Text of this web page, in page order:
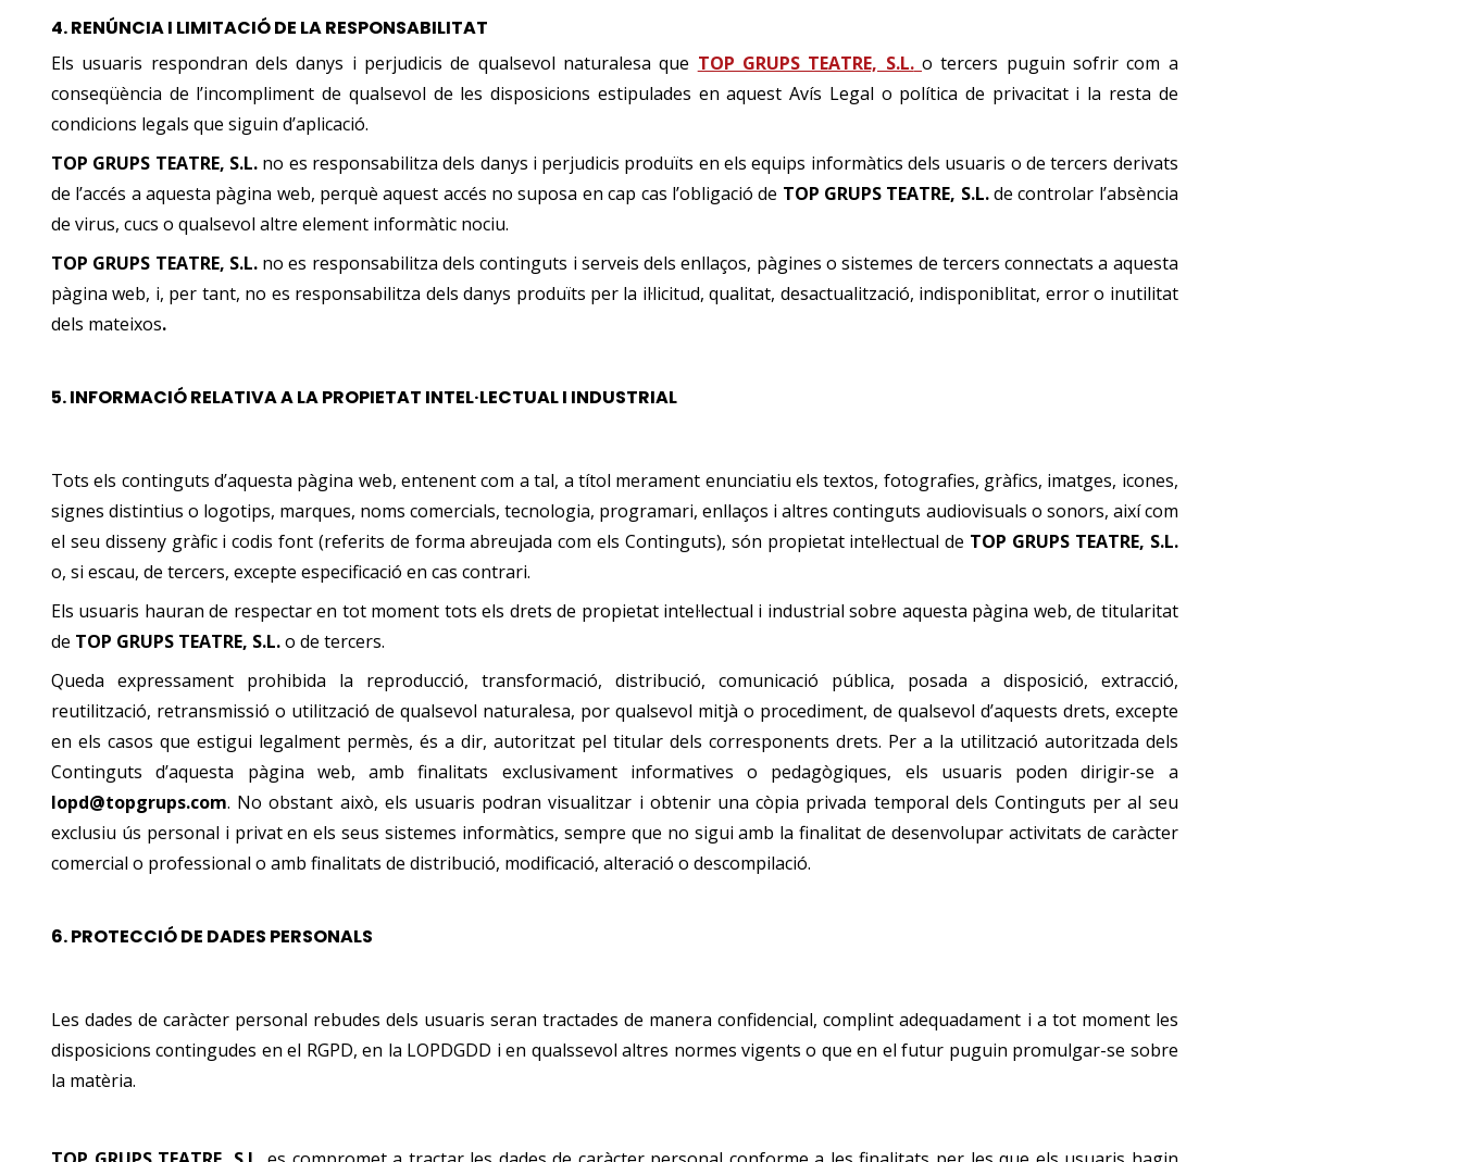
4.RENÚNCIA I LIMITACIÓ DE LA RESPONSABILITAT
Els usuaris respondran dels danys i perjudicis de qualsevol naturalesa que TOP GRUPS TEATRE, S.L. o tercers puguin sofrir com a
conseqüència de l’incompliment de qualsevol de les disposicions estipulades en aquest Avís Legal o política de privacitat i la resta de
condicions legals que siguin d’aplicació.
TOP GRUPS TEATRE, S.L.no es responsabilitza dels danys i perjudicis produïts en els equips informàtics dels usuaris o de tercers derivats
de l’accés a aquesta pàgina web, perquè aquest accés no suposa en cap cas l’obligació de TOP GRUPS TEATRE, S.L.de controlar l’absència
de virus, cucs o qualsevol altre element informàtic nociu.
TOP GRUPS TEATRE, S.L. no es responsabilitza dels continguts i serveis dels enllaços, pàgines o sistemes de tercers connectats a aquesta
pàgina web, i, per tant, no es responsabilitza dels danys produïts per la il·licitud, qualitat, desactualització, indisponiblitat, error o inutilitat
dels mateixos.
5.INFORMACIÓ RELATIVA A LA PROPIETAT INTEL·LECTUAL I INDUSTRIAL
Tots els continguts d’aquesta pàgina web, entenent com a tal, a títol merament enunciatiu els textos, fotografies, gràfics, imatges, icones,
signes distintius o logotips, marques, noms comercials, tecnologia, programari, enllaços i altres continguts audiovisuals o sonors, així com
el seu disseny gràfic i codis font (referits de forma abreujada com els Continguts), són propietat intel·lectual de TOP GRUPS TEATRE, S.L.
o, si escau, de tercers, excepte especificació en cas contrari.
Els usuaris hauran de respectar en tot moment tots els drets de propietat intel·lectual i industrial sobre aquesta pàgina web, de titularitat
de TOP GRUPS TEATRE, S.L.o de tercers.
Queda expressament prohibida la reproducció, transformació, distribució, comunicació pública, posada a disposició, extracció,
reutilització, retransmissió o utilització de qualsevol naturalesa, por qualsevol mitjà o procediment, de qualsevol d’aquests drets, excepte
en els casos que estigui legalment permès, és a dir, autoritzat pel titular dels corresponents drets. Per a la utilització autoritzada dels
Continguts d’aquesta pàgina web, amb finalitats exclusivament informatives o pedagògiques, els usuaris poden dirigir-se a
lopd@topgrups.com. No obstant això, els usuaris podran visualitzar i obtenir una còpia privada temporal dels Continguts per al seu
exclusiu ús personal i privat en els seus sistemes informàtics, sempre que no sigui amb la finalitat de desenvolupar activitats de caràcter
comercial o professional o amb finalitats de distribució, modificació, alteració o descompilació.
6.PROTECCIÓ DE DADES PERSONALS
Les dades de caràcter personal rebudes dels usuaris seran tractades de manera confidencial, complint adequadament i a tot moment les
disposicions contingudes en el RGPD, en la LOPDGDD i en qualssevol altres normes vigents o que en el futur puguin promulgar-se sobre
la matèria.